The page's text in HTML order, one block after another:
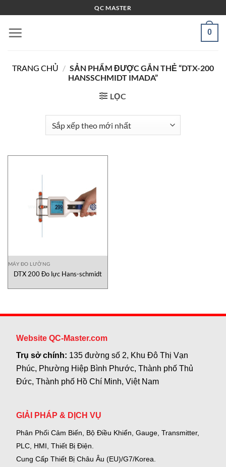
qua
nội
QC MASTER
0
TRANG CHỦ / SẢN PHẨM ĐƯỢC GẮN THẺ “DTX-200
HANSSCHMIDT IMADA”
LỌC
MÁY ĐO LƯỜNG
DTX 200 Đo lực Hans-schmidt
Website QC-Master.com
Trụ sở chính: 135 đường số 2, Khu Đô Thị Vạn
Phúc, Phường Hiệp Bình Phước, Thành phố Thủ
Đức, Thành phố Hồ Chí Minh, Việt Nam
GIẢI PHÁP & DỊCH VỤ
Phân Phối Cảm Biến, Bộ Điều Khiển, Gauge, Transmitter,
PLC, HMI, Thiết Bị Điện.
Cung Cấp Thiết Bị Châu Âu (EU)/G7/Korea.